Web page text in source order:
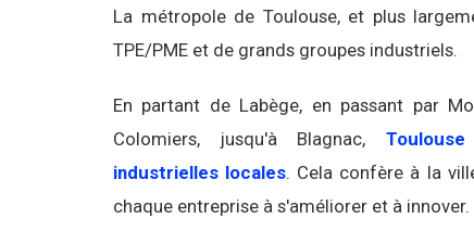
La métropole de Toulouse, et plus
TPE/PME et de grands groupes industriels.
En partant de Labège, en passant par
Colomiers, jusqu'à Blagnac,
industrielles locales. Cela confère à la
chaque entreprise à s'améliorer et à innover.